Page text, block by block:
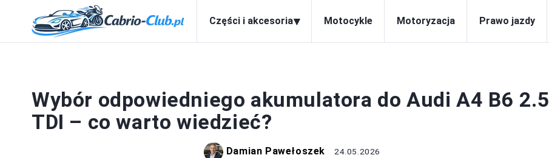
Części i akcesoria▾ Motocykle Motoryzacja Prawo jazdy
Wybór odpowiedniego akumulatora do Audi A4 B6 2.5
TDI – co warto wiedzieć?
Damian Pawełoszek 24.05.2026